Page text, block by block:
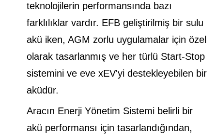
teknolojilerin performansında bazı
farklılıklar vardır. EFB geliştirilmiş bir sulu
akü iken, AGM zorlu uygulamalar için özel
olarak tasarlanmış ve her türlü Start-Stop
sistemini ve eve xEV'yi destekleyebilen bir
aküdür.
Aracın Enerji Yönetim Sistemi belirli bir
akü performansı için tasarlandığından,